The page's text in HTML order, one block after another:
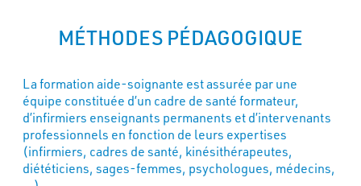
MÉTHODES PÉDAGOGIQUE
La formation aide-soignante est assurée par une
équipe constituée d’un cadre de santé formateur,
d’infirmiers enseignants permanents et d’intervenants
professionnels en fonction de leurs expertises
(infirmiers, cadres de santé, kinésithérapeutes,
diététiciens, sages-femmes, psychologues, médecins,